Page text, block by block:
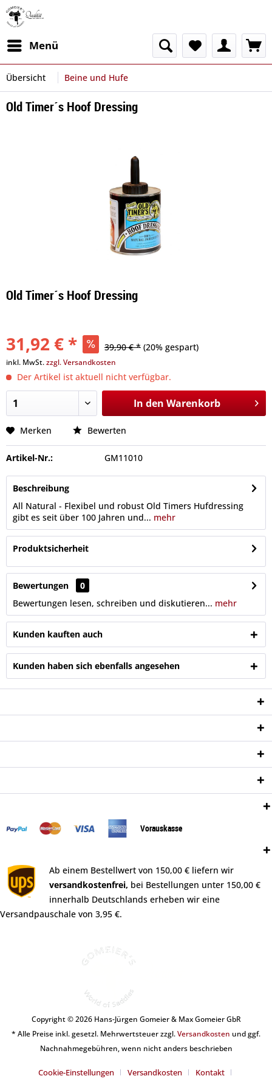
Menü
Übersicht Beine und Hufe
Old Timer´s Hoof Dressing
Old Timer´s Hoof Dressing
31,92 € * 39,90 € * (20% gespart)
inkl. MwSt.zzgl. Versandkosten
Der Artikel ist aktuell nicht verfügbar.
In den Warenkorb
Merken Bewerten
Artikel-Nr.: GM11010
Beschreibung
All Natural - Flexibel und robust Old Timers Hufdressing
gibt es seit über 100 Jahren und... mehr
Produktsicherheit
Bewertungen
0
Bewertungen lesen, schreiben und diskutieren... mehr
Kunden kauften auch
Kunden haben sich ebenfalls angesehen
Vorauskasse
Ab einem Bestellwert von 150,00 € liefern wir
versandkostenfrei, bei Bestellungen unter 150,00 €
innerhalb Deutschlands erheben wir eine
Versandpauschale von 3,95 €.
Copyright © 2026 Hans-Jürgen Gomeier & Max Gomeier GbR
* Alle Preise inkl. gesetzl. Mehrwertsteuer zzgl.Versandkosten und ggf.
Nachnahmegebühren, wenn nicht anders beschrieben
Cookie-Einstellungen Versandkosten
Kontakt